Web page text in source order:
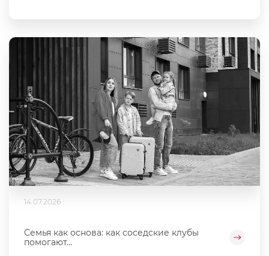
14.07.2026
Семья как основа: как соседские клубы
помогают...